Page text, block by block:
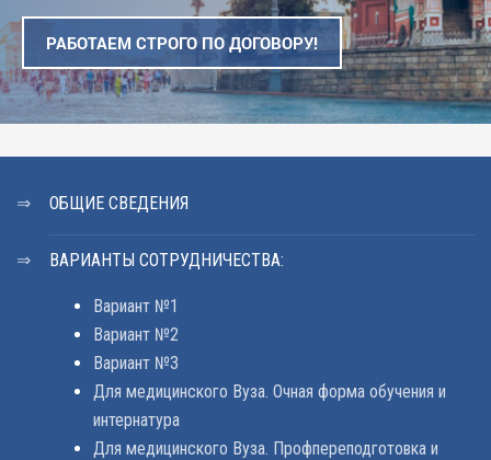
РАБОТАЕМ СТРОГО ПО ДОГОВОРУ!
ОБЩИЕ СВЕДЕНИЯ
ВАРИАНТЫ СОТРУДНИЧЕСТВА:
Вариант №1
Вариант №2
Вариант №3
Для медицинского Вуза. Очная форма обучения и
интернатура
Для медицинского Вуза. Профпереподготовка и